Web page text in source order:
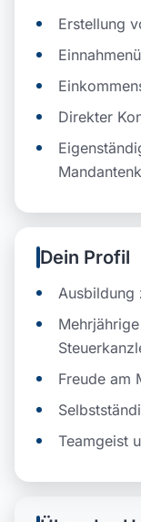
Erstellung
Direkter
Dein Profil
Ausbildung
Freude am
Teamgeist